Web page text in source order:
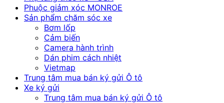
Phuộc giảm xóc MONROE
Sản phẩm chăm sóc xe
Bơm lốp
Cảm biến
Camera hành trình
Dán phim cách nhiệt
Vietmap
Trung tâm mua bán ký gửi Ô tô
Xe ký gửi
Trung tâm mua bán ký gửi Ô tô